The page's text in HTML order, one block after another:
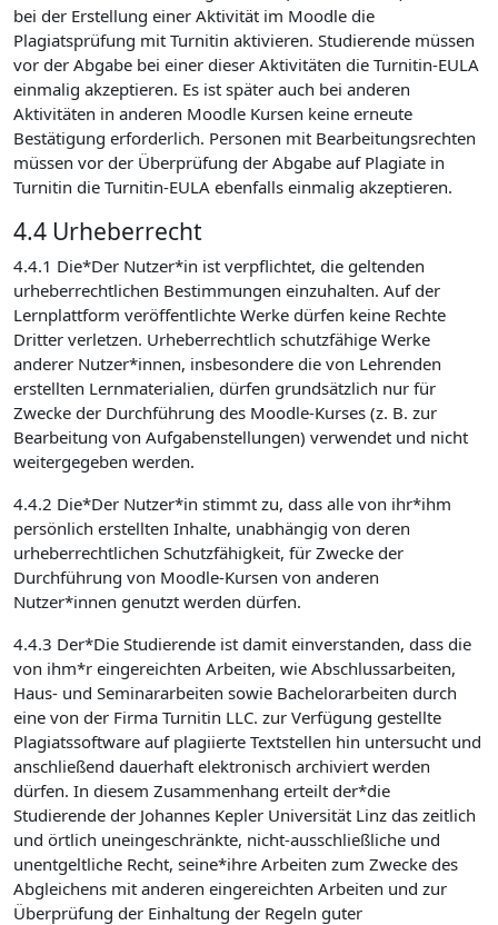
bei der Erstellung einer Aktivität im Moodle die
Plagiatsprüfung mit Turnitin aktivieren. Studierende müssen
vor der Abgabe bei einer dieser Aktivitäten die Turnitin-EULA
einmalig akzeptieren. Es ist später auch bei anderen
Aktivitäten in anderen Moodle Kursen keine erneute
Bestätigung erforderlich. Personen mit Bearbeitungsrechten
müssen vor der Überprüfung der Abgabe auf Plagiate in
Turnitin die Turnitin-EULA ebenfalls einmalig akzeptieren.
4.4 Urheberrecht
4.4.1 Die*Der Nutzer*in ist verpflichtet, die geltenden
urheberrechtlichen Bestimmungen einzuhalten. Auf der
Lernplattform veröffentlichte Werke dürfen keine Rechte
Dritter verletzen. Urheberrechtlich schutzfähige Werke
anderer Nutzer*innen, insbesondere die von Lehrenden
erstellten Lernmaterialien, dürfen grundsätzlich nur für
Zwecke der Durchführung des Moodle-Kurses (z. B. zur
Bearbeitung von Aufgabenstellungen) verwendet und nicht
weitergegeben werden.
4.4.2 Die*Der Nutzer*in stimmt zu, dass alle von ihr*ihm
persönlich erstellten Inhalte, unabhängig von deren
urheberrechtlichen Schutzfähigkeit, für Zwecke der
Durchführung von Moodle-Kursen von anderen
Nutzer*innen genutzt werden dürfen.
4.4.3 Der*Die Studierende ist damit einverstanden, dass die
von ihm*r eingereichten Arbeiten, wie Abschlussarbeiten,
Haus- und Seminararbeiten sowie Bachelorarbeiten durch
eine von der Firma Turnitin LLC. zur Verfügung gestellte
Plagiatssoftware auf plagiierte Textstellen hin untersucht und
anschließend dauerhaft elektronisch archiviert werden
dürfen. In diesem Zusammenhang erteilt der*die
Studierende der Johannes Kepler Universität Linz das zeitlich
und örtlich uneingeschränkte, nicht-ausschließliche und
unentgeltliche Recht, seine*ihre Arbeiten zum Zwecke des
Abgleichens mit anderen eingereichten Arbeiten und zur
Überprüfung der Einhaltung der Regeln guter